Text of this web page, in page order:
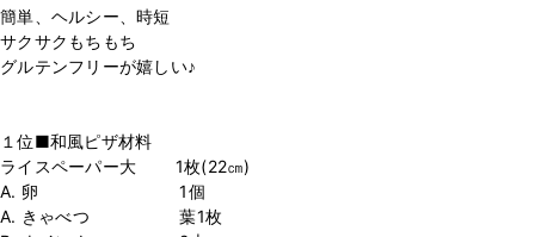
簡単、ヘルシー、時短
サクサクもちもち
グルテンフリーが嬉しい♪
１位■和風ピザ材料
ライスペーパー大 1枚(22㎝)
A. 卵 1個
A. きゃべつ 葉1枚